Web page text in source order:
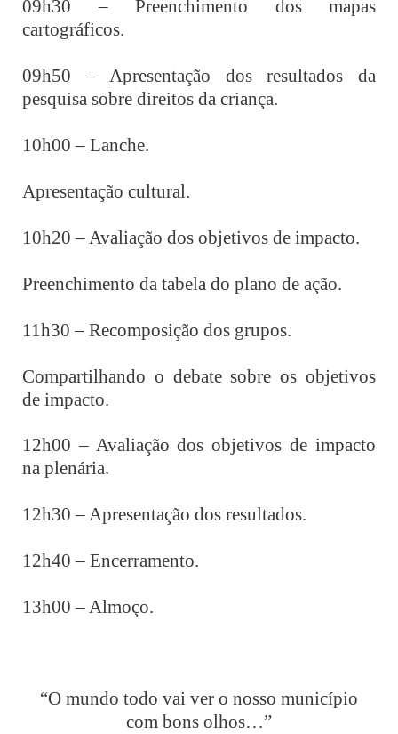
09h30 – Preenchimento dos mapas
cartográficos.
09h50 – Apresentação dos resultados da
pesquisa sobre direitos da criança.
10h00 – Lanche.
Apresentação cultural.
10h20 – Avaliação dos objetivos de impacto.
Preenchimento da tabela do plano de ação.
11h30 – Recomposição dos grupos.
Compartilhando o debate sobre os objetivos
de impacto.
12h00 – Avaliação dos objetivos de impacto
na plenária.
12h30 – Apresentação dos resultados.
12h40 – Encerramento.
13h00 – Almoço.
“O mundo todo vai ver o nosso município
com bons olhos…”